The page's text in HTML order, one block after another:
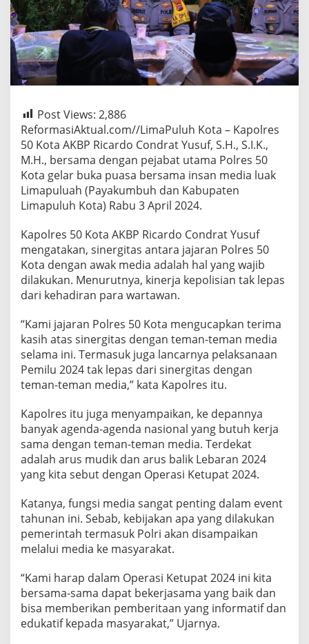
Post Views: 2,886
ReformasiAktual.com//LimaPuluh Kota – Kapolres
50 Kota AKBP Ricardo Condrat Yusuf, S.H., S.I.K.,
M.H., bersama dengan pejabat utama Polres 50
Kota gelar buka puasa bersama insan media luak
Limapuluah (Payakumbuh dan Kabupaten
Limapuluh Kota) Rabu 3 April 2024.
Kapolres 50 Kota AKBP Ricardo Condrat Yusuf
mengatakan, sinergitas antara jajaran Polres 50
Kota dengan awak media adalah hal yang wajib
dilakukan. Menurutnya, kinerja kepolisian tak lepas
dari kehadiran para wartawan.
“Kami jajaran Polres 50 Kota mengucapkan terima
kasih atas sinergitas dengan teman-teman media
selama ini. Termasuk juga lancarnya pelaksanaan
Pemilu 2024 tak lepas dari sinergitas dengan
teman-teman media,” kata Kapolres itu.
Kapolres itu juga menyampaikan, ke depannya
banyak agenda-agenda nasional yang butuh kerja
sama dengan teman-teman media. Terdekat
adalah arus mudik dan arus balik Lebaran 2024
yang kita sebut dengan Operasi Ketupat 2024.
Katanya, fungsi media sangat penting dalam event
tahunan ini. Sebab, kebijakan apa yang dilakukan
pemerintah termasuk Polri akan disampaikan
melalui media ke masyarakat.
“Kami harap dalam Operasi Ketupat 2024 ini kita
bersama-sama dapat bekerjasama yang baik dan
bisa memberikan pemberitaan yang informatif dan
edukatif kepada masyarakat,” Ujarnya.